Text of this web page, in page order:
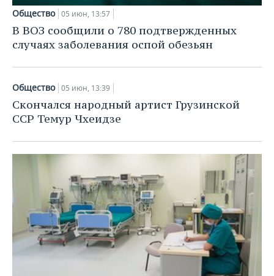
Общество 05 июн, 13:57
В ВОЗ сообщили о 780 подтвержденных
случаях заболевания оспой обезьян
Общество 05 июн, 13:39
Скончался народный артист Грузинской
ССР Темур Чхеидзе